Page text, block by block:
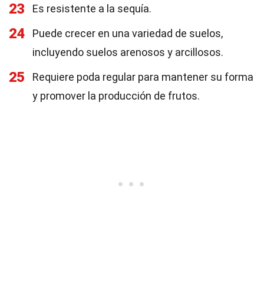
23 Es resistente a la sequía.
24
Puede crecer en una variedad de suelos,
incluyendo suelos arenosos y arcillosos.
25
Requiere poda regular para mantener su forma
y promover la producción de frutos.